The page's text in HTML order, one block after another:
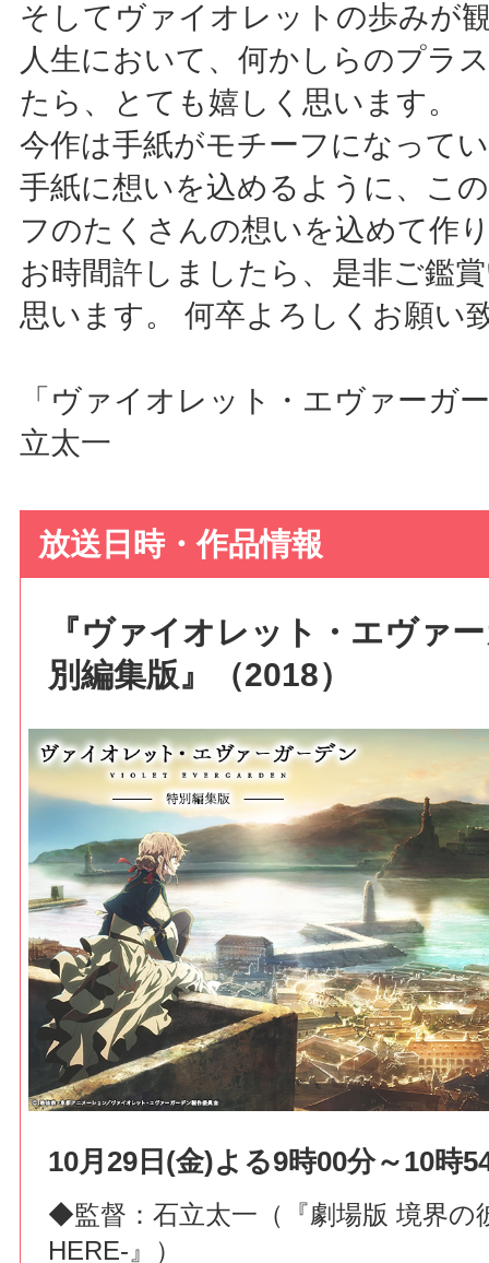
そしてヴァイオレットの歩みが
人生において、何かしらのプラ
たら、とても嬉しく思います。
今作は手紙がモチーフになって
手紙に想いを込めるように、こ
フのたくさんの想いを込めて作
お時間許しましたら、是非ご鑑
思います。 何卒よろしくお願い
「ヴァイオレット・エヴァーガ
立太一
放送日時・作品情報
『ヴァイオレット・エヴァ
別編集版』（2018）
10月29日(金)よる9時00分～10時
◆監督：石立太一（『劇場版 境界の
HERE-』）